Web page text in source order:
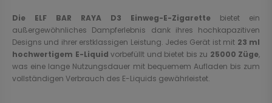
Die ELF BAR RAYA D3 Einweg-E-Zigarette bietet ein
außergewöhnliches Dampferlebnis dank ihres hochkapazitiven
Designs und ihrer erstklassigen Leistung. Jedes Gerät ist mit 23 ml
hochwertigem E-Liquid vorbefüllt und bietet bis zu 25000 Züge,
was eine lange Nutzungsdauer mit bequemem Aufladen bis zum
vollständigen Verbrauch des E-Liquids gewährleistet.